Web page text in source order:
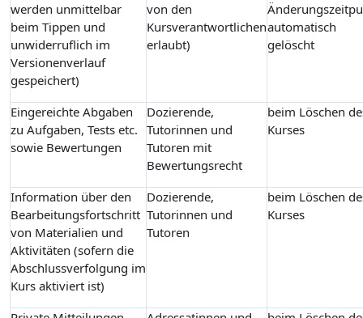
werden unmittelbar
beim Tippen und
unwiderruflich im
Versionenverlauf
gespeichert)
von den
Kursverantwortlichen
erlaubt)
automatisch
gelöscht
Eingereichte Abgaben
zu Aufgaben, Tests etc.
sowie Bewertungen
Dozierende,
Tutorinnen und
Tutoren mit
Bewertungsrecht
beim Löschen
Kurses
Information über den
Bearbeitungsfortschritt
von Materialien und
Aktivitäten (sofern die
Abschlussverfolgung im
Kurs aktiviert ist)
Dozierende,
Tutorinnen und
Tutoren
beim Löschen
Kurses